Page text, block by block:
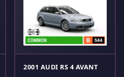
2001 AUDI RS 4 AVANT